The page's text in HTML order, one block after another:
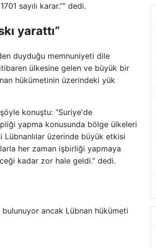
sayılı karar.”” dedi.
yarattı”
duyduğu memnuniyeti dile
itibaren ülkesine gelen ve büyük bir
hükümetinin üzerindeki yük
konuştu: “Suriye'de
yapma konusunda bölge ülkeleri
Lübnanlılar üzerinde büyük etkisi
her zaman işbirliği yapmaya
kadar zor hale geldi.” dedi.
ancak Lübnan hükümeti